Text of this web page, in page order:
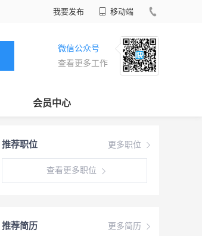
我要发布 移动端
微信公众号
查看更多工作
会员中心
更多职位
推荐职位
查看更多职位
更多简历
推荐简历